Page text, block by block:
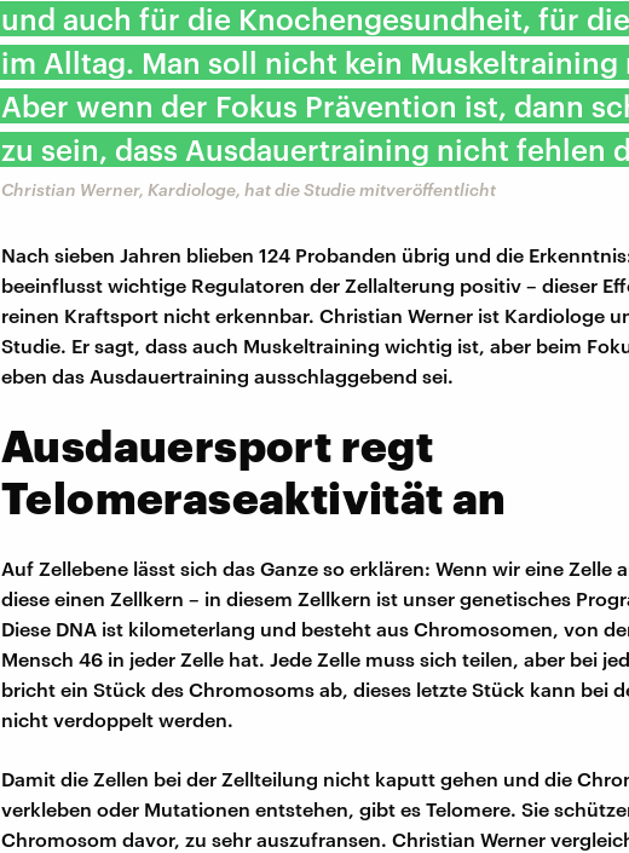
und auch für die Knochengesundheit, für
im Alltag. Man soll nicht kein Muskeltraining
Aber wenn der Fokus Prävention ist, dann
zu sein, dass Ausdauertraining nicht fehlen
Christian Werner, Kardiologe, hat die Studie mitveröffentlicht
Nach sieben Jahren blieben 124 Probanden übrig und die
beeinflusst wichtige Regulatoren der Zellalterung positiv – dieser
reinen Kraftsport nicht erkennbar. Christian Werner ist Kardiologe
Studie. Er sagt, dass auch Muskeltraining wichtig ist, aber beim
eben das Ausdauertraining ausschlaggebend sei.
Ausdauersport regt
Telomeraseaktivität an
Auf Zellebene lässt sich das Ganze so erklären: Wenn wir eine Zelle
diese einen Zellkern – in diesem Zellkern ist unser genetisches
Diese DNA ist kilometerlang und besteht aus Chromosomen, von
Mensch 46 in jeder Zelle hat. Jede Zelle muss sich teilen, aber bei
bricht ein Stück des Chromosoms ab, dieses letzte Stück kann bei
nicht verdoppelt werden.
Damit die Zellen bei der Zellteilung nicht kaputt gehen und die
verkleben oder Mutationen entstehen, gibt es Telomere. Sie
Chromosom davor, zu sehr auszufransen. Christian Werner